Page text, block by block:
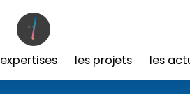
expertises les projets les